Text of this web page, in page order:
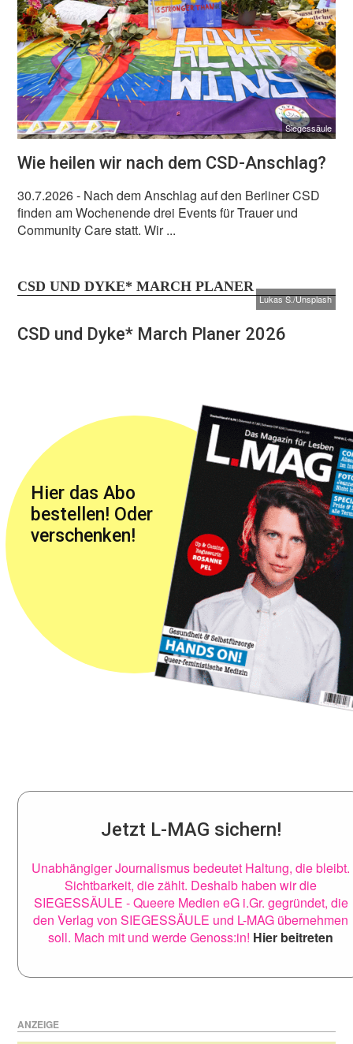
Siegessäule
Wie heilen wir nach dem CSD-Anschlag?
30.7.2026- Nach dem Anschlag auf den Berliner CSD
finden am Wochenende drei Events für Trauer und
Community Care statt. Wir ...
CSD UND DYKE* MARCH PLANER
Lukas S./Unsplash
CSD und Dyke* March Planer 2026
Hier das Abo
bestellen! Oder
verschenken!
Jetzt L-MAG sichern!
Unabhängiger Journalismus bedeutet Haltung, die bleibt.
Sichtbarkeit, die zählt. Deshalb haben wir die
SIEGESSÄULE - Queere Medien eG i.Gr. gegründet, die
den Verlag von SIEGESSÄULE und L-MAG übernehmen
soll. Mach mit und werde Genoss:in! Hier beitreten
ANZEIGE